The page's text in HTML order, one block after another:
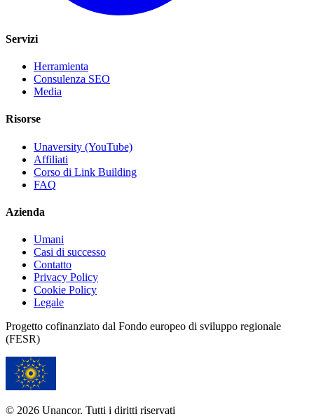
Servizi
Herramienta
Consulenza SEO
Media
Risorse
Unaversity (YouTube)
Affiliati
Corso di Link Building
FAQ
Azienda
Umani
Casi di successo
Contatto
Privacy Policy
Cookie Policy
Legale
Progetto cofinanziato dal Fondo europeo di sviluppo regionale
(FESR)
© 2026 Unancor. Tutti i diritti riservati